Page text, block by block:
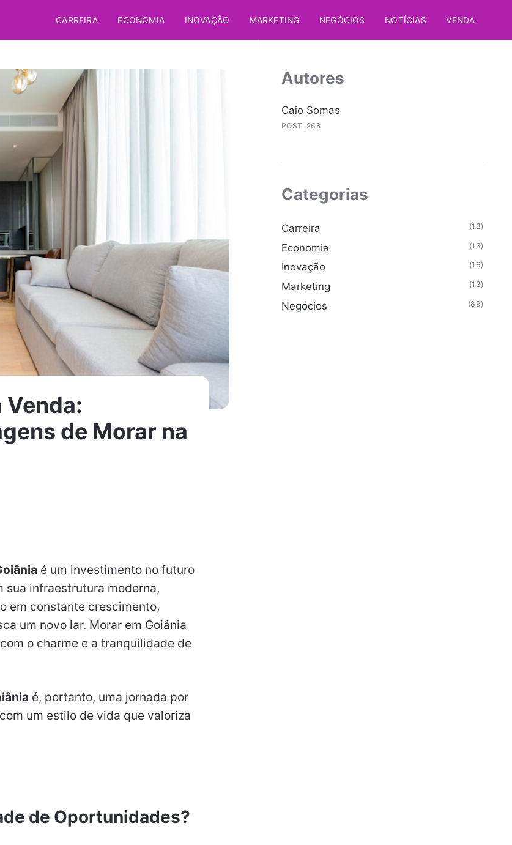
CARREIRA ECONOMIA INOVAÇÃO MARKETING NEGÓCIOS NOTÍCIAS VENDA
de Morar na
é um investimento no futuro
sua infraestrutura moderna,
em constante crescimento,
um novo lar. Morar em Goiânia
o charme e a tranquilidade de
é, portanto, uma jornada por
um estilo de vida que valoriza
de Oportunidades?
Autores
Caio Somas
POST: 268
Categorias
Carreira (13)
Economia (13)
Inovação (16)
Marketing (13)
Negócios (89)